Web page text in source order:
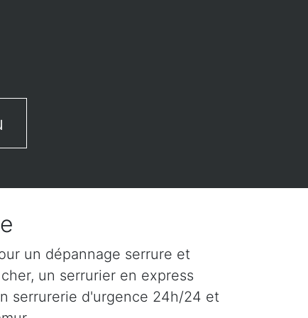
un dépannage serrure et
un serrurier en express
serrurerie d'urgence 24h/24 et